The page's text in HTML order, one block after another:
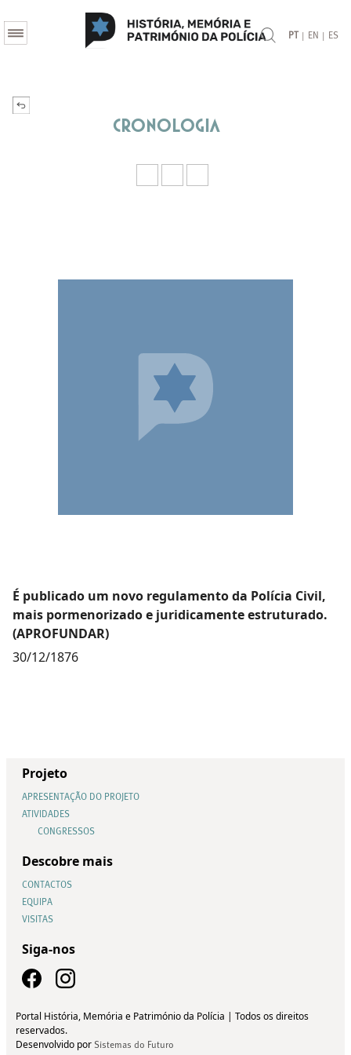
PT | EN | ES
Cronologia
É publicado um novo regulamento da Polícia Civil,
mais pormenorizado e juridicamente estruturado.
(APROFUNDAR)
30/12/1876
Projeto
APRESENTAÇÃO DO PROJETO
ATIVIDADES
CONGRESSOS
Descobre mais
CONTACTOS
EQUIPA
VISITAS
Siga-nos
Portal História, Memória e Património da Polícia | Todos os direitos
reservados.
Desenvolvido por Sistemas do Futuro